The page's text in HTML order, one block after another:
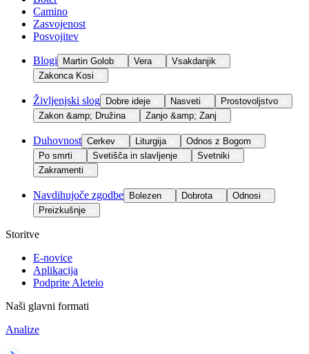
Camino
Zasvojenost
Posvojitev
Blogi Martin Golob Vera
Vsakdanjik
Zakonca Kosi
Življenjski slog Dobre ideje Nasveti
Prostovoljstvo
Zakon &amp; Družina
Zanjo &amp; Zanj
Duhovnost Cerkev Liturgija
Odnos z Bogom
Po smrti
Svetišča in slavljenje
Svetniki
Zakramenti
Navdihujoče zgodbe Bolezen Dobrota
Odnosi
Preizkušnje
Storitve
E-novice
Aplikacija
Podprite Aleteio
Naši glavni formati
Analize